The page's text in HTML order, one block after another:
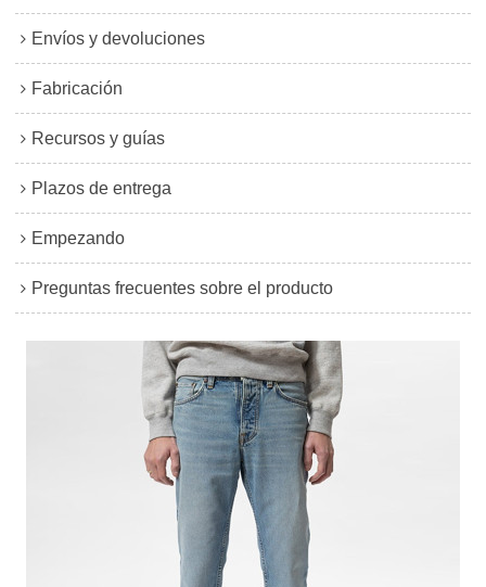
Envíos y devoluciones
Fabricación
Recursos y guías
Plazos de entrega
Empezando
Preguntas frecuentes sobre el producto